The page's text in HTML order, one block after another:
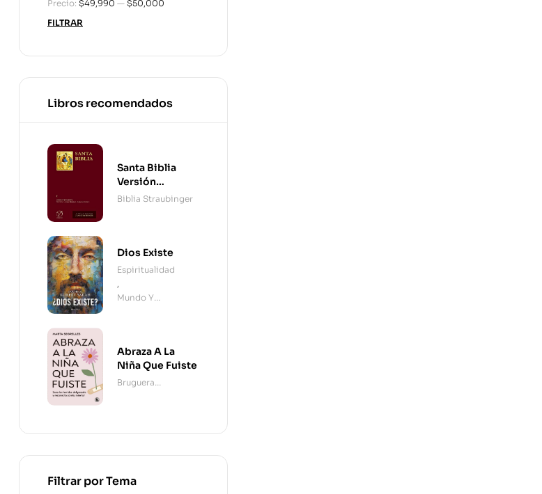
FILTRAR
Precio: $49,990 — $50,000
Libros recomendados
Santa Biblia
Versión
Straubinger - 2
Biblia Straubinger
Dios Existe
Espiritualidad
,
Mundo Y
Abraza A La
Niña Que Fuiste
Bruguera
Filtrar por Tema